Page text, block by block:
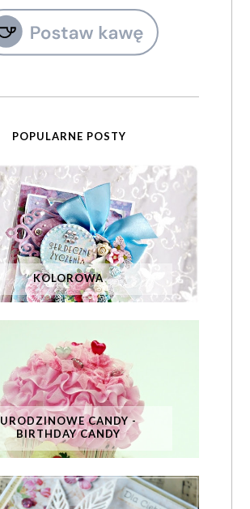
POPULARNE POSTY
KOLOROWA
URODZINOWE CANDY -
BIRTHDAY CANDY